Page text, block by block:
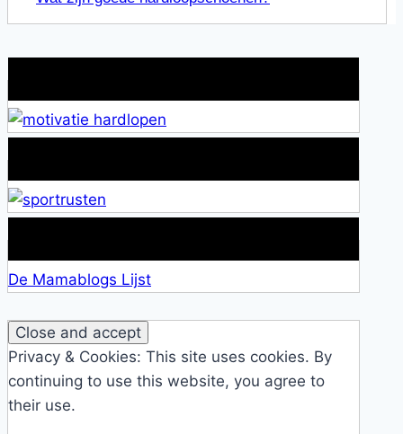
De Mamablogs Lijst
Privacy & Cookies: This site uses cookies. By
continuing to use this website, you agree to
their use.